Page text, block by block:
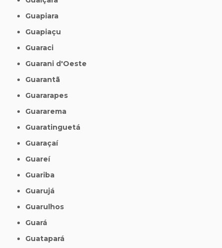
Guapiara
Guapiaçu
Guaraci
Guarani d'Oeste
Guarantã
Guararapes
Guararema
Guaratinguetá
Guaraçaí
Guareí
Guariba
Guarujá
Guarulhos
Guará
Guatapará